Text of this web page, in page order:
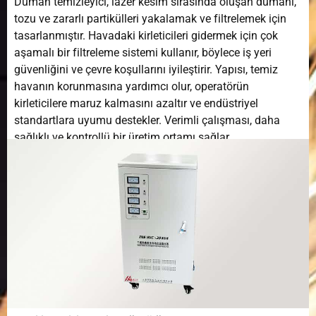
Konumlandırma
doğruluğu
±0,01 mm
Tekrar
Konumlandırma
Doğruluğu
±0,03 mm
Voltaj ve
380V 50Hz/60Hz
tozu ve zararlı partikülleri yakalamak ve filtrelemek için
tasarlanmıştır. Havadaki kirleticileri gidermek için çok
aşamalı bir filtreleme sistemi kullanır, böylece iş yeri
güvenliğini ve çevre koşullarını iyileştirir. Yapısı, temiz
havanın korunmasına yardımcı olur, operatörün
kirleticilere maruz kalmasını azaltır ve endüstriyel
standartlara uyumu destekler. Verimli çalışması, daha
sağlıklı ve kontrollü bir üretim ortamı sağlar.